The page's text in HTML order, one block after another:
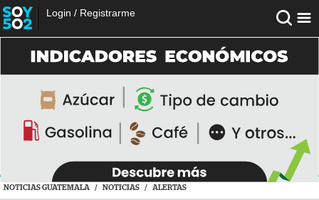
Login / Registrarme
NOTICIAS GUATEMALA / NOTICIAS / ALERTAS